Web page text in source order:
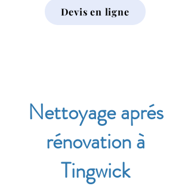
Devis en ligne
Nettoyage aprés
rénovation à
Tingwick